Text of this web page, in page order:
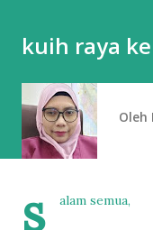
kuih raya
Oleh
s alam semua,